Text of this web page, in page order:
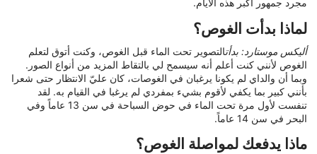
مجرد جمهور أكبر هذه الأيام.
لماذا بدأت الغوص؟
أليكس موستارد: بدأتالتصوير تحت الماء قبل الغوص، وكنت أتوق لتعلم
الغوص لأنني كنت أعلم أنه سيسمح لي بالتقاط المزيد من أنواع الصور.
وبما أن والداي لم يكونا يرغبان في الغوصات، كان عليّ الانتظار حتى شعرا
بأنني كبير بما يكفي لأقوم بشيء بمفردي لم يرغبا في القيام به. لقد
تنفست لأول مرة تحت الماء في حوض السباحة في سن 13 عاماً وفي
البحر في سن 14 عاماً.
ماذا يدفعك لمواصلة الغوص؟